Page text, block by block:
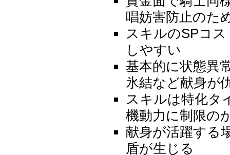
唱妨害防止のた
スキルのSPコ
しやすい
基本的に状態異
氷結など献身が
スキルは特化タ
機動力に制限の
献身が活躍する
盾が生じる